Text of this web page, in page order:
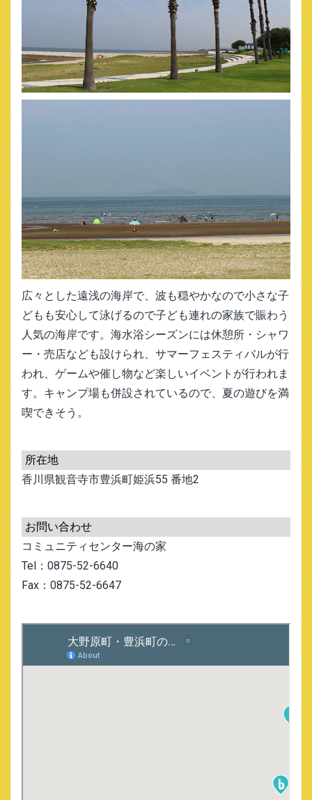
広々とした遠浅の海岸で、波も穏やかなので小さな子
どもも安心して泳げるので子ども連れの家族で賑わう
人気の海岸です。海水浴シーズンには休憩所・シャワ
ー・売店なども設けられ、サマーフェスティバルが行
われ、ゲームや催し物など楽しいイベントが行われま
す。キャンプ場も併設されているので、夏の遊びを満
喫できそう。
所在地
香川県観音寺市豊浜町姫浜55 番地2
お問い合わせ
コミュニティセンター海の家
Tel：0875-52-6640
Fax：0875-52-6647